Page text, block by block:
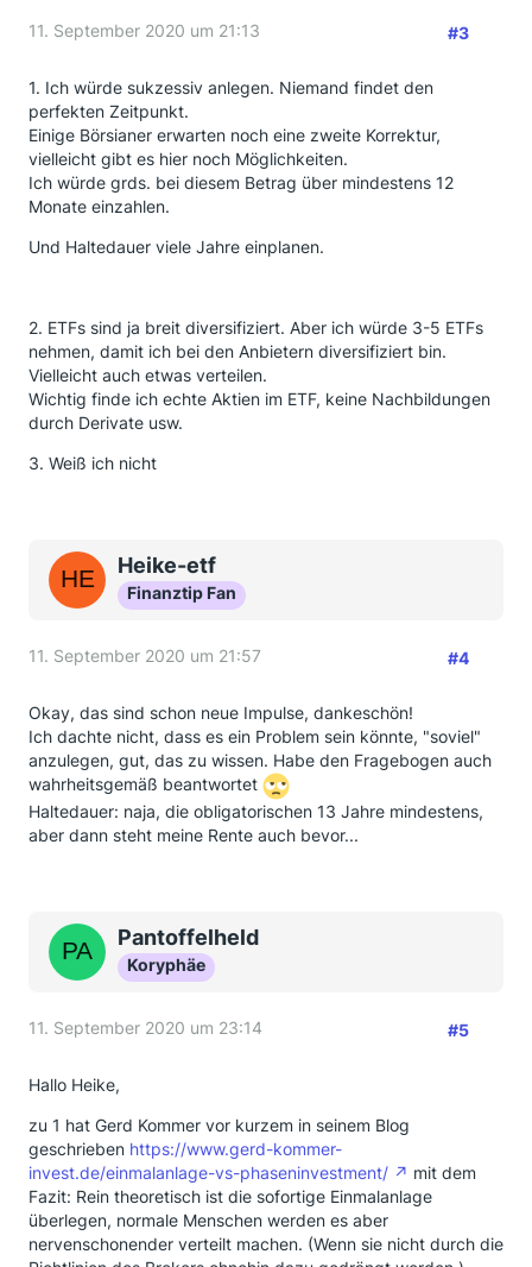
11. September 2020 um 21:13 #3
1. Ich würde sukzessiv anlegen. Niemand findet den
perfekten Zeitpunkt.
Einige Börsianer erwarten noch eine zweite Korrektur,
vielleicht gibt es hier noch Möglichkeiten.
Ich würde grds. bei diesem Betrag über mindestens 12
Monate einzahlen.
Und Haltedauer viele Jahre einplanen.
2. ETFs sind ja breit diversifiziert. Aber ich würde 3-5 ETFs
nehmen, damit ich bei den Anbietern diversifiziert bin.
Vielleicht auch etwas verteilen.
Wichtig finde ich echte Aktien im ETF, keine Nachbildungen
durch Derivate usw.
3. Weiß ich nicht
Heike-etf
Finanztip Fan
11. September 2020 um 21:57 #4
Okay, das sind schon neue Impulse, dankeschön!
Ich dachte nicht, dass es ein Problem sein könnte, "soviel"
anzulegen, gut, das zu wissen. Habe den Fragebogen auch
wahrheitsgemäß beantwortet
Haltedauer: naja, die obligatorischen 13 Jahre mindestens,
aber dann steht meine Rente auch bevor...
Pantoffelheld
Koryphäe
11. September 2020 um 23:14 #5
Hallo Heike,
zu 1 hat Gerd Kommer vor kurzem in seinem Blog
geschrieben https://www.gerd-kommer-
invest.de/einmalanlage-vs-phaseninvestment/
mit dem
Fazit: Rein theoretisch ist die sofortige Einmalanlage
überlegen, normale Menschen werden es aber
nervenschonender verteilt machen. (Wenn sie nicht durch die